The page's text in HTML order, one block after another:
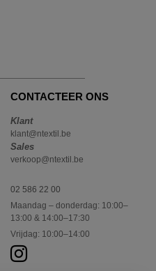
CONTACTEER ONS
Klant
klant@ntextil.be
Sales
verkoop@ntextil.be
02 586 22 00
Maandag – donderdag: 10:00–
13:00 & 14:00–17:30
Vrijdag: 10:00–14:00